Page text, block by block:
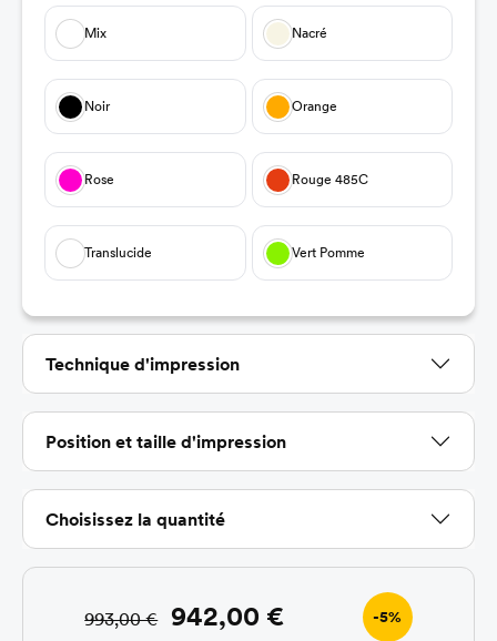
Mix Nacré
Noir Orange
Rose Rouge 485C
Translucide Vert Pomme
Sélectionnez
Technique d'impression
Sélectionnez
Position et taille d'impression
Choisissez la quantité
993,00 € 942,00 € -5%